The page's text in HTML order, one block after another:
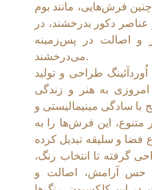
فرش‌هایی، مانند بوم
دکور بدرخشند، در
و اصالت در پس‌زمینه
می‌درخشند.
طراحی و تولید
امروزی به هنر و زندگی
با سادگی مینیمالیستی و
متنوع، این فرش‌ها را به
فضا و سلیقه تبدیل کرده
گرفته تا انتخاب رنگ،
حس آرامش، اصالت و